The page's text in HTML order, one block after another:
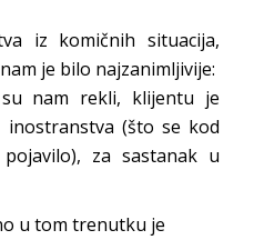
iz komičnih situacija,
je bilo najzanimljivije:
nam rekli, klijentu je
(što se kod
za sastanak u
u tom trenutku je